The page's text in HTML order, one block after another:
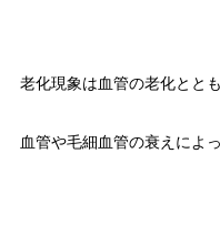
老化現象は血管の老化とと
血管や毛細血管の衰えによ